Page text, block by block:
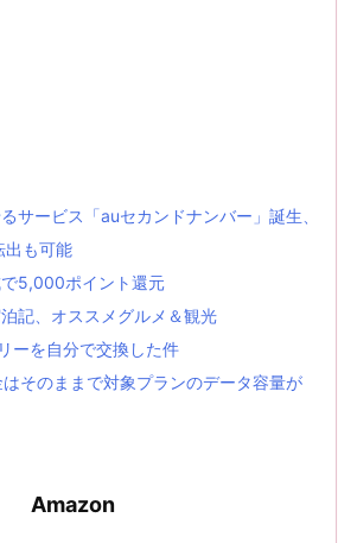
サービス「auセカンドナンバー」誕生、
出も可能
5,000ポイント還元
記、オススメグルメ＆観光
ーを自分で交換した件
そのままで対象プランのデータ容量が
Amazon